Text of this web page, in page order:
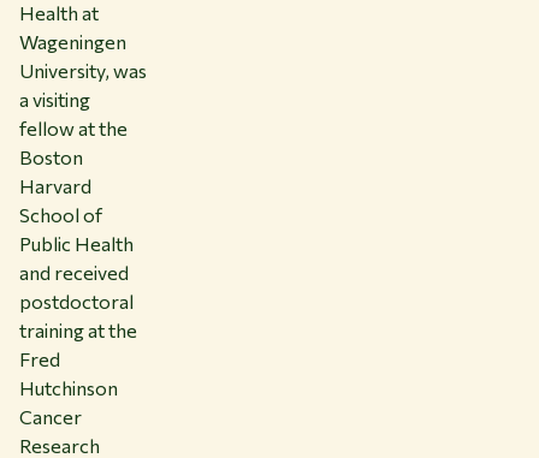
Health at
Wageningen
University, was
a visiting
fellow at the
Boston
Harvard
School of
Public Health
and received
postdoctoral
training at the
Fred
Hutchinson
Cancer
Research